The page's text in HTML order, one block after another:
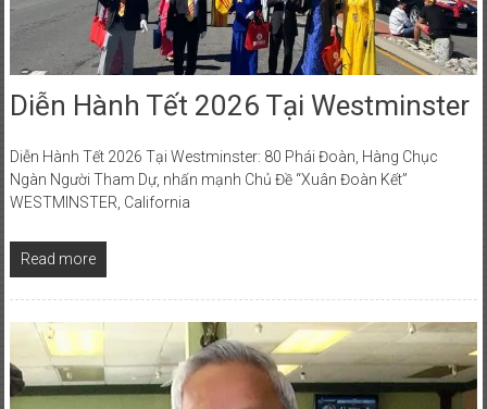
Diễn Hành Tết 2026 Tại Westminster
Diễn Hành Tết 2026 Tại Westminster: 80 Phái Đoàn, Hàng Chục
Ngàn Người Tham Dự, nhấn mạnh Chủ Đề “Xuân Đoàn Kết”
WESTMINSTER, California
Read more